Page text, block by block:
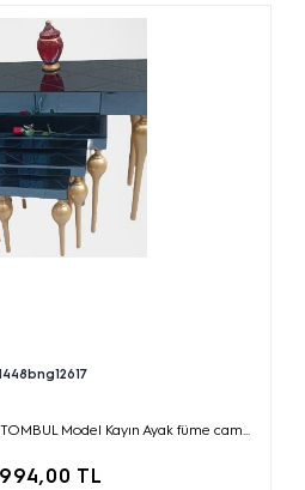
Model Kayın Ayak füme cam...
TL